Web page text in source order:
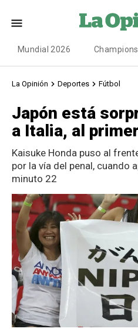
Mundial 2026
La Opinión Deportes Fútbol
Japón está
a Italia, al
Kaisuke Honda puso al
por la vía del penal, cuando
minuto 22